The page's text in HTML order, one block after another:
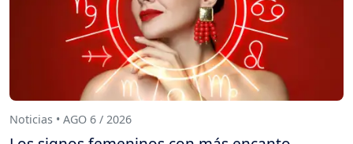
Noticias • AGO 6 / 2026